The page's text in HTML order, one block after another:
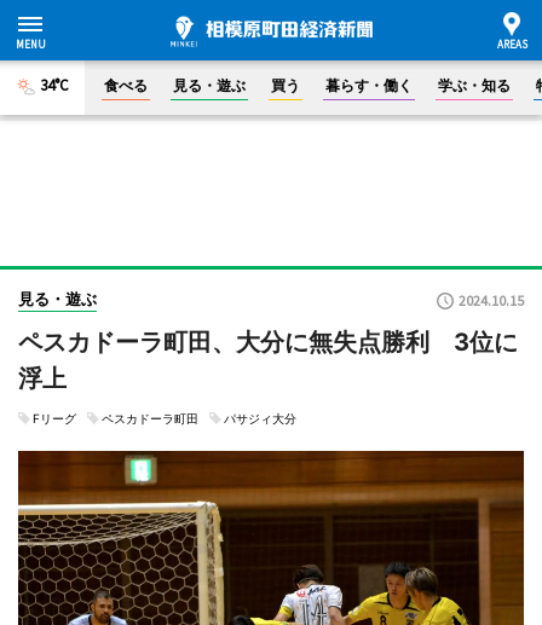
34°C 食べる 見る・遊ぶ 買う 暮らす・働く 学ぶ・知る
見る・遊ぶ 2024.10.15
ペスカドーラ町田、大分に無失点勝利 3位に
浮上
Fリーグ ペスカドーラ町田 パサジィ大分